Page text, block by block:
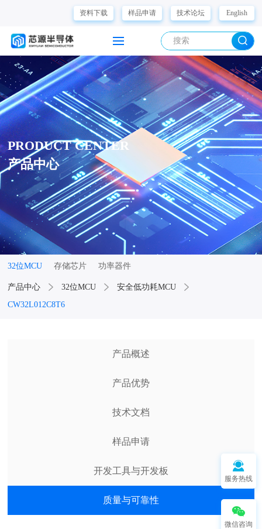
资料下载 样品申请 技术论坛 English
PRODUCT CENTER
产品中心
产品中心 32位MCU
安全低功耗MCU
CW32L012C8T6
32位MCU 存储芯片 功率器件
产品概述
产品优势
技术文档
样品申请
开发工具与开发板
质量与可靠性
服务热线
微信咨询